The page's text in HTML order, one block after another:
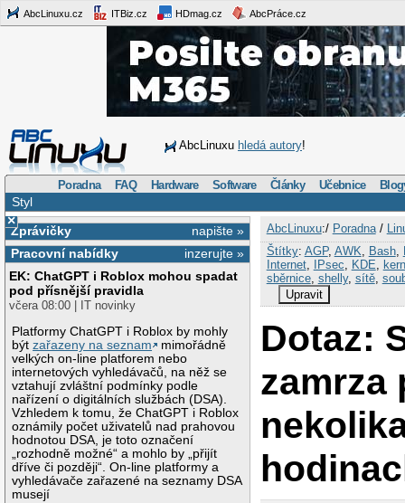
AbcLinuxu.cz ITBiz.cz HDmag.cz AbcPráce.cz
AbcLinuxu hledá autory!
Poradna FAQ Hardware Software Články Učebnice
Styl
×
napište »
Zprávičky
inzerujte »
Pracovní nabídky
EK: ChatGPT i Roblox mohou spadat
pod přísnější pravidla
včera 08:00 | IT novinky
Platformy ChatGPT i Roblox by mohly
býtzařazeny na seznam
mimořádně
velkých on-line platforem nebo
internetových vyhledávačů, na něž se
vztahují zvláštní podmínky podle
nařízení o digitálních službách (DSA).
Vzhledem k tomu, že ChatGPT i Roblox
oznámily počet uživatelů nad prahovou
hodnotou DSA, je toto označení
„rozhodně možné“ a mohlo by „přijít
dříve či později“. On-line platformy a
vyhledávače zařazené na seznamy DSA
musejí
AbcLinuxu:/ Poradna/
Štítky: AGP, AWK Bash,
Internet, IPsec KDE
sběrnice, shelly, sítě,
Upravit
Dotaz:
zamrza